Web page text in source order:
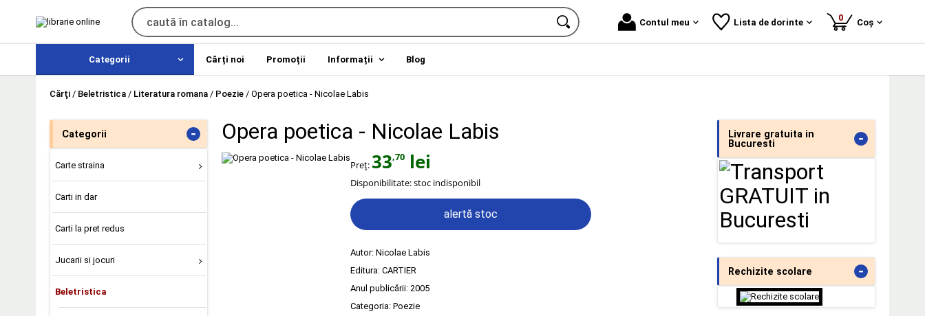
Contul meu Lista de dorinte 0produse
Coș
Categorii Cărți noi Promoții Informații Blog
Cărţi / Beletristica / Literatura romana / Poezie / Opera poetica - Nicolae Labis
Categorii -
Carte straina
Carti in dar
Carti la pret redus
Jucarii si jocuri
Beletristica
Opera poetica - Nicolae Labis
Preț: 33,70 lei
Disponibilitate:stoc indisponibil
alertă stoc
Autor: Nicolae Labis
Editura: CARTIER
Anul publicării: 2005
Categoria: Poezie
Livrare gratuita in
Bucuresti
-
Rechizite scolare -